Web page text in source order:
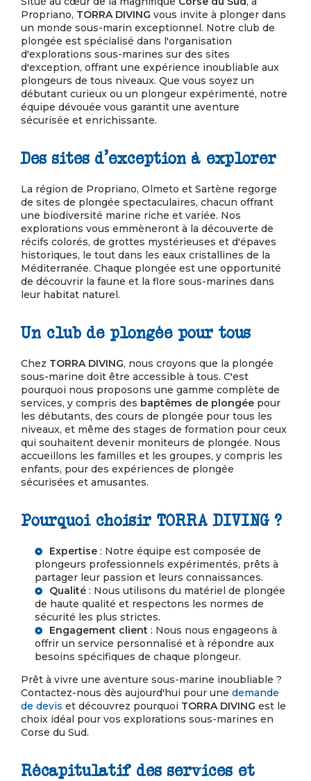
Propriano, TORRA DIVING vous invite à plonger dans
un monde sous-marin exceptionnel. Notre club de
plongée est spécialisé dans l'organisation
d'explorations sous-marines sur des sites
d'exception, offrant une expérience inoubliable aux
plongeurs de tous niveaux. Que vous soyez un
débutant curieux ou un plongeur expérimenté, notre
équipe dévouée vous garantit une aventure
sécurisée et enrichissante.
Des sites d'exception à explorer
La région de Propriano, Olmeto et Sartène regorge
de sites de plongée spectaculaires, chacun offrant
une biodiversité marine riche et variée. Nos
explorations vous emmèneront à la découverte de
récifs colorés, de grottes mystérieuses et d'épaves
historiques, le tout dans les eaux cristallines de la
Méditerranée. Chaque plongée est une opportunité
de découvrir la faune et la flore sous-marines dans
leur habitat naturel.
Un club de plongée pour tous
Chez TORRA DIVING, nous croyons que la plongée
sous-marine doit être accessible à tous. C'est
pourquoi nous proposons une gamme complète de
services, y compris des baptêmes de plongée pour
les débutants, des cours de plongée pour tous les
niveaux, et même des stages de formation pour ceux
qui souhaitent devenir moniteurs de plongée. Nous
accueillons les familles et les groupes, y compris les
enfants, pour des expériences de plongée
sécurisées et amusantes.
Pourquoi choisir TORRA DIVING ?
Expertise : Notre équipe est composée de
plongeurs professionnels expérimentés, prêts à
partager leur passion et leurs connaissances.
Qualité : Nous utilisons du matériel de plongée
de haute qualité et respectons les normes de
sécurité les plus strictes.
Engagement client : Nous nous engageons à
offrir un service personnalisé et à répondre aux
besoins spécifiques de chaque plongeur.
Prêt à vivre une aventure sous-marine inoubliable ?
Contactez-nous dès aujourd'hui pour une demande
de devis et découvrez pourquoi TORRA DIVING est le
choix idéal pour vos explorations sous-marines en
Corse du Sud.
Récapitulatif des services et